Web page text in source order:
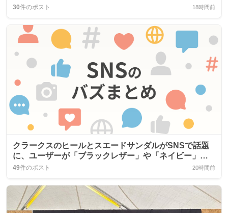
30件のポスト 18時間前
クラークスのヒールとスエードサンダルがSNSで話題
に、ユーザーが「ブラックレザー」や「ネイビー」を
称賛
49件のポスト 20時間前